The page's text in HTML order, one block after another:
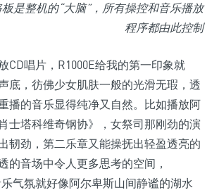
是整机的“大脑”，所有操控和音乐播放
程序都由此控制
CD唱片，R1000E给我的第一印象就
底，彷佛少女肌肤一般的光滑无瑕，透
播的音乐显得纯净又自然。比如播放阿
士塔科维奇钢协》，女祭司那刚劲的演
韧劲，第二乐章又能操抚出轻盈透亮的
的音场中令人更多思考的空间，
气氛就好像阿尔卑斯山间静谧的湖水